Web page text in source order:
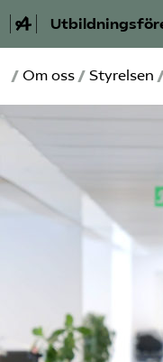
Bli medlem
Våra frågor
Auktorisation
Mina sidor
/ Om oss / Styrelsen